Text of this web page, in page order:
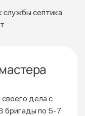
службы септика
дела с
бригады по 5-7